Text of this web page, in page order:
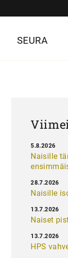
SEURA
Naisille
5.8.2026
Naisille
28.7.2026
Naiset
13.7.2026
HPS
13.7.2026